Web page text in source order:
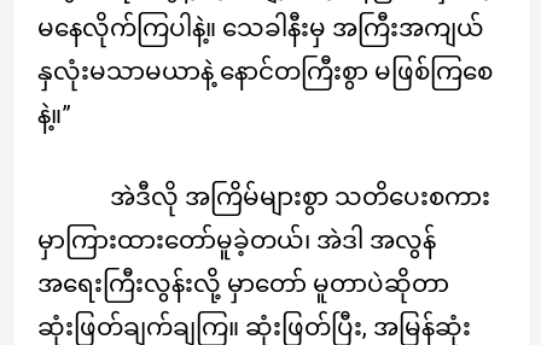
မနေလိုက်ကြပါနဲ့။ သေခါနီးမှ အကြီးအကျယ်
နှလုံးမသာမယာနဲ့ နောင်တကြီးစွာ မဖြစ်ကြစေ
နဲ့။”
အဲဒီလို အကြိမ်များစွာ သတိပေးစကား
မှာကြားထားတော်မူခဲ့တယ်၊ အဲဒါ အလွန်
အရေးကြီးလွန်းလို့ မှာတော် မူတာပဲဆိုတာ
ဆုံးဖြတ်ချက်ချကြ။ ဆုံးဖြတ်ပြီး, အမြန်ဆုံး